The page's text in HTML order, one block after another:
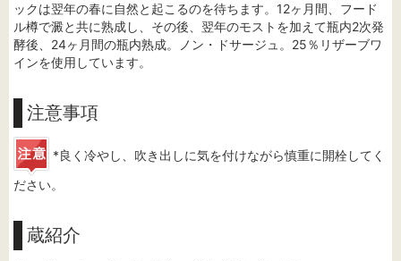
ックは翌年の春に自然と起こるのを待ちます。12ヶ月間、フード
ル樽で澱と共に熟成し、その後、翌年のモストを加えて瓶内2次発
酵後、24ヶ月間の瓶内熟成。ノン・ドサージュ。25％リザーブワ
インを使用しています。
注意事項
*良く冷やし、吹き出しに気を付けながら慎重に開栓してく
ださい。
蔵紹介